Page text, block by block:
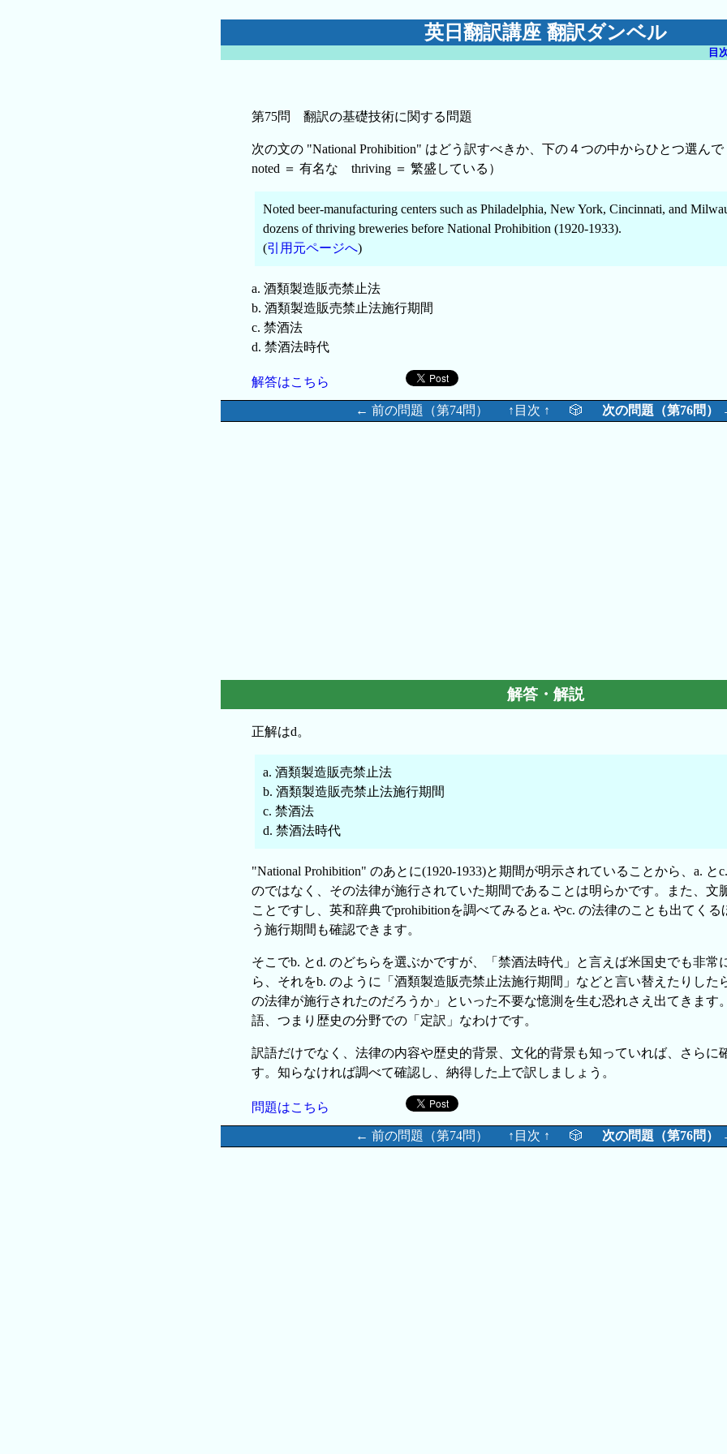
英日翻訳講座 翻訳ダンベル
目
第75問 翻訳の基礎技術に関する問題
次の文の "National Prohibition" はどう訳すべきか、下の４つの中からひとつ選
noted ＝ 有名な thriving ＝ 繁盛している）
Noted beer-manufacturing centers such as Philadelphia, New York, Cincinnati, and
dozens of thriving breweries before National Prohibition (1920-1933).
(引用元ページへ)
a. 酒類製造販売禁止法
b. 酒類製造販売禁止法施行期間
c. 禁酒法
d. 禁酒法時代
解答はこちら
← 前の問題（第74問） ↑目次 ↑ 🎲 次の問題（第76問）
解答・解説
正解はd。
a. 酒類製造販売禁止法
b. 酒類製造販売禁止法施行期間
c. 禁酒法
d. 禁酒法時代
"National Prohibition" のあとに(1920-1933)と期間が明示されていることから、a. と
のではなく、その法律が施行されていた期間であることは明らかです。また、文
ことですし、英和辞典でprohibitionを調べてみるとa. やc. の法律のことも出てくる
う施行期間も確認できます。
そこでb. とd. のどちらを選ぶかですが、「禁酒法時代」と言えば米国史でも非常
ら、それをb. のように「酒類製造販売禁止法施行期間」などと言い替えたりした
の法律が施行されたのだろうか」といった不要な憶測を生む恐れさえ出てきます
語、つまり歴史の分野での「定訳」なわけです。
訳語だけでなく、法律の内容や歴史的背景、文化的背景も知っていれば、さらに
す。知らなければ調べて確認し、納得した上で訳しましょう。
問題はこちら
← 前の問題（第74問） ↑目次 ↑ 🎲 次の問題（第76問）